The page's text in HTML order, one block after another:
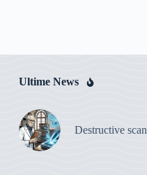
Ultime News
Destructive